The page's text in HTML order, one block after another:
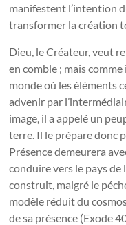
manifestent l’intention
transformer la création
Dieu, le Créateur, veut
en comble ; mais
monde où les éléments
advenir par
image, il a appelé un
terre. Il le prépare donc
Présence demeurera
conduire vers le pays de
construit, malgré le
modèle réduit du
de sa présence (Exode